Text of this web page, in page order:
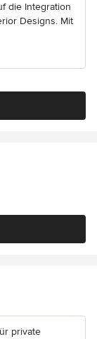
die Integration
Designs. Mit
private